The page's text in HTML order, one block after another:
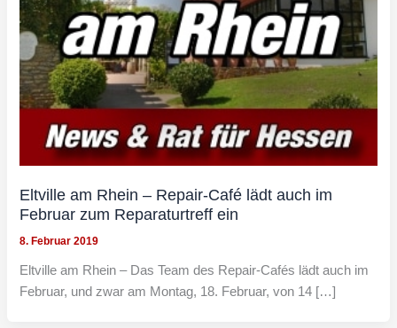
Eltville am Rhein – Repair-Café lädt auch im
Februar zum Reparaturtreff ein
8. Februar 2019
Eltville am Rhein – Das Team des Repair-Cafés lädt auch im
Februar, und zwar am Montag, 18. Februar, von 14 […]